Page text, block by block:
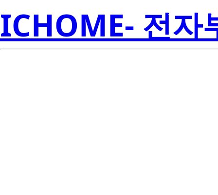
ICHOME- 전자